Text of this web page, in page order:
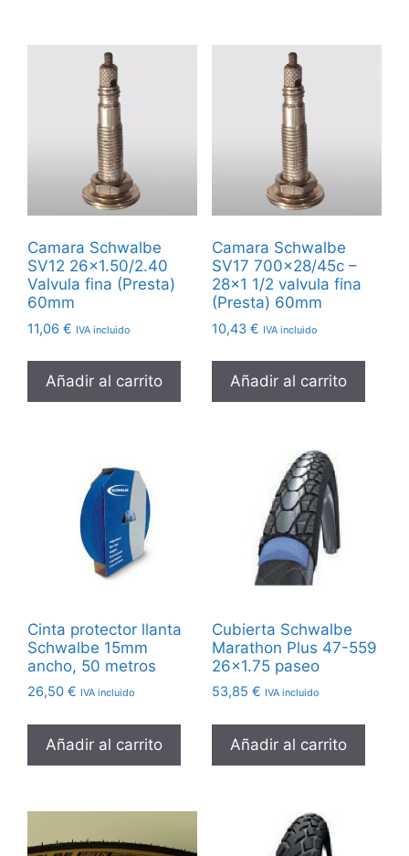
Camara Schwalbe
SV12 26×1.50/2.40
Valvula fina (Presta)
60mm
11,06 € IVA incluido
Añadir al carrito
Camara Schwalbe
SV17 700×28/45c –
28×1 1/2 valvula fina
(Presta) 60mm
10,43 € IVA incluido
Añadir al carrito
Cinta protector llanta
Schwalbe 15mm
ancho, 50 metros
26,50 € IVA incluido
Añadir al carrito
Cubierta Schwalbe
Marathon Plus 47-559
26×1.75 paseo
53,85 € IVA incluido
Añadir al carrito